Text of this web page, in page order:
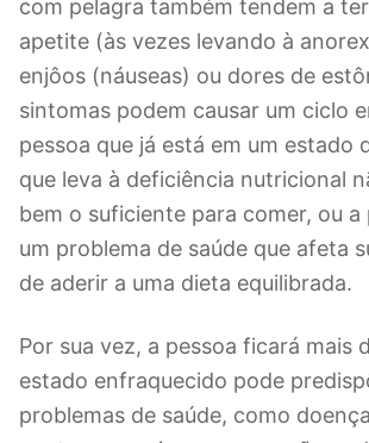
com pelagra também tendem a
apetite (às vezes levando à
enjôos (náuseas) ou dores de
sintomas podem causar um ciclo
pessoa que já está em um estado
que leva à deficiência nutricional
bem o suficiente para comer, ou a
um problema de saúde que afeta
de aderir a uma dieta equilibrada.
Por sua vez, a pessoa ficará mais
estado enfraquecido pode
problemas de saúde, como